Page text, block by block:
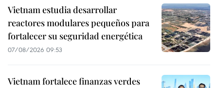
Vietnam estudia desarrollar
reactores modulares pequeños para
fortalecer su seguridad energética
07/08/2026 09:53
Vietnam fortalece finanzas verdes